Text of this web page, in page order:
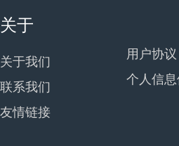
关于
关于我们
联系我们
友情链接
用户协议
个人信